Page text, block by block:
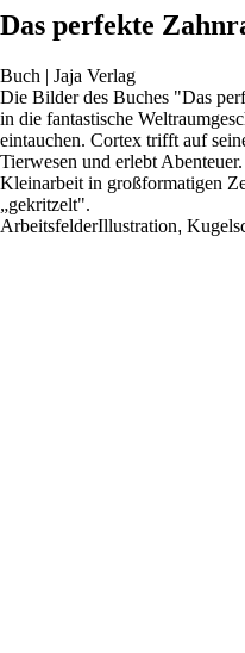
Das perfekte
Buch | Jaja Verlag
Die Bilder des Buches "Das
in die fantastische
eintauchen. Cortex trifft auf
Tierwesen und erlebt
Kleinarbeit in großformatigen
„gekritzelt".
ArbeitsfelderIllustration,